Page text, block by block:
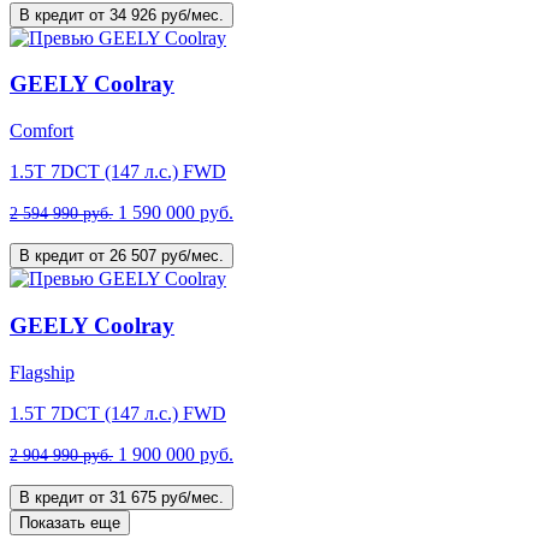
В кредит от 34 926 руб/мес.
GEELY Coolray
Comfort
1.5T 7DCT (147 л.с.) FWD
2 594 990 руб. 1 590 000 руб.
В кредит от 26 507 руб/мес.
GEELY Coolray
Flagship
1.5T 7DCT (147 л.с.) FWD
2 904 990 руб. 1 900 000 руб.
В кредит от 31 675 руб/мес.
Показать еще